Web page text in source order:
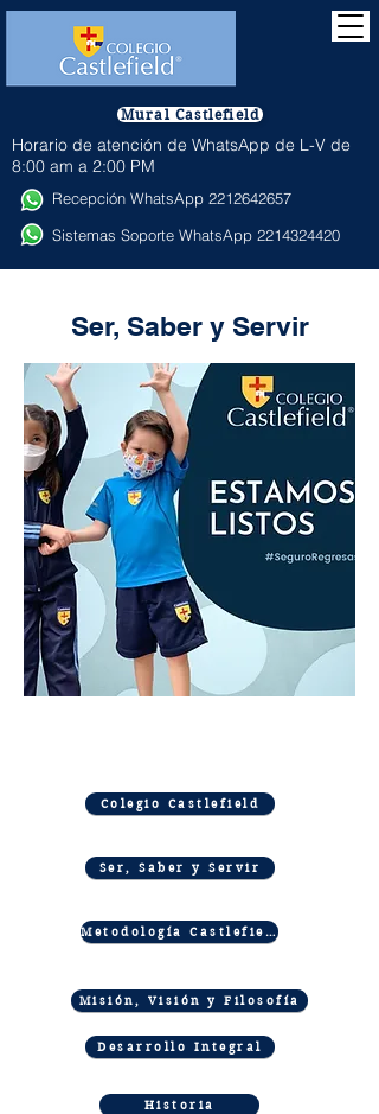
Mural Castlefield
Recepción WhatsApp 2212642657
Sistemas Soporte WhatsApp 2214324420
Horario de atención de WhatsApp de L-V de
8:00 am a 2:00 PM
Ser, Saber y Servir
Colegio Castlefield
Ser, Saber y Servir
Metodología Castlefield
Misión, Visión y Filosofía
Desarrollo Integral
Historia